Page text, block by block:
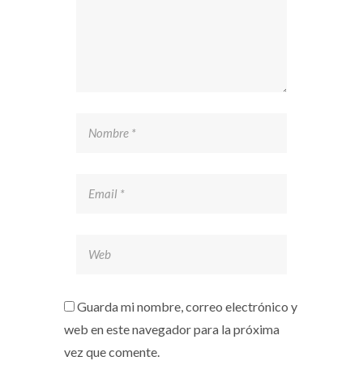
Guarda mi nombre, correo electrónico y
web en este navegador para la próxima
vez que comente.